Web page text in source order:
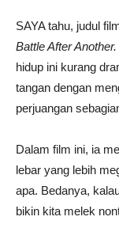
SAYA tahu, judul
Battle After Another.
hidup ini kurang
tangan dengan
perjuangan
Dalam film ini, ia
lebar yang lebih
apa. Bedanya,
bikin kita melek